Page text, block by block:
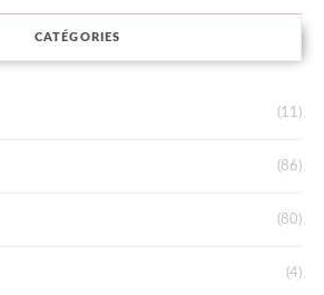
CATÉGORIES
(11)
(86)
(80)
(4)